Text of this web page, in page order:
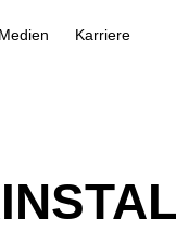
Medien Karriere